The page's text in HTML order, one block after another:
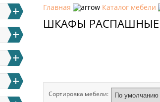
Главная Каталог мебели
ШКАФЫ РАСПАШНЫЕ
Сортировка мебели: